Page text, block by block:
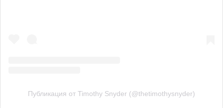
Публикация от Timothy Snyder (@thetimothysnyder)